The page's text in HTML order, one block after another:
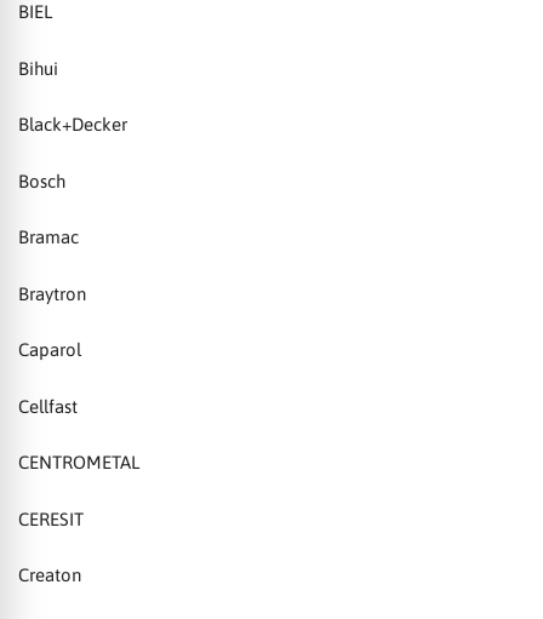
BIEL
Bihui
Black+Decker
Bosch
Bramac
Braytron
Caparol
Cellfast
CENTROMETAL
CERESIT
Creaton